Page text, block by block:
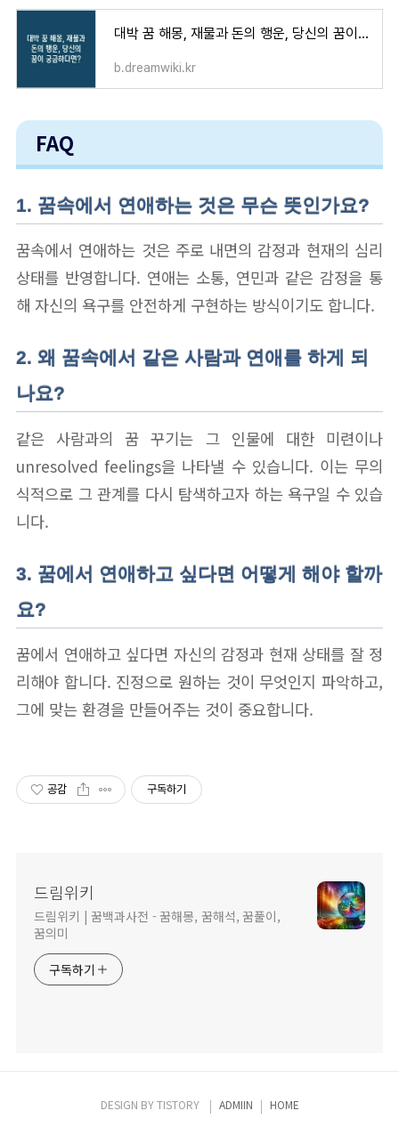
대박 꿈 해몽, 재물과 돈의 행운, 당신의 꿈이 궁금하다면?
b.dreamwiki.kr
FAQ
1. 꿈속에서 연애하는 것은 무슨 뜻인가요?
꿈속에서 연애하는 것은 주로 내면의 감정과 현재의 심리
상태를 반영합니다. 연애는 소통, 연민과 같은 감정을 통
해 자신의 욕구를 안전하게 구현하는 방식이기도 합니다.
2. 왜 꿈속에서 같은 사람과 연애를 하게 되
나요?
같은 사람과의 꿈 꾸기는 그 인물에 대한 미련이나
unresolved feelings을 나타낼 수 있습니다. 이는 무의
식적으로 그 관계를 다시 탐색하고자 하는 욕구일 수 있습
니다.
3. 꿈에서 연애하고 싶다면 어떻게 해야 할까
요?
꿈에서 연애하고 싶다면 자신의 감정과 현재 상태를 잘 정
리해야 합니다. 진정으로 원하는 것이 무엇인지 파악하고,
그에 맞는 환경을 만들어주는 것이 중요합니다.
공감 구독하기
드림위키
드림위키 | 꿈백과사전 - 꿈해몽, 꿈해석, 꿈풀이,
꿈의미
구독하기
DESIGN BYTISTORY ADMIIN HOME